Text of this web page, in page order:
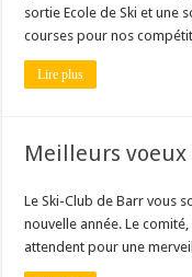
sortie Ecole de Ski et une
courses pour nos
Lire plus
Meilleurs voeux
Le Ski-Club de Barr vous
nouvelle année. Le
attendent pour une